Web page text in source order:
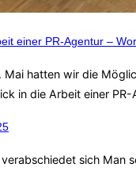
einer PR-Agentur –
Mai hatten wir die
in die Arbeit einer
sich Man